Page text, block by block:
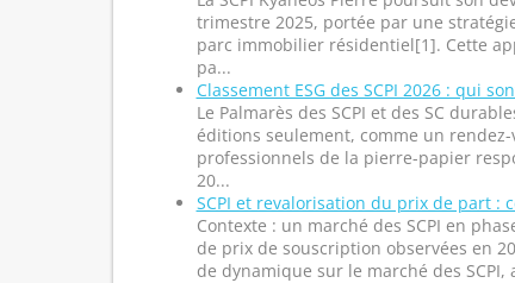
trimestre 2025, portée par une
parc immobilier résidentiel[1]. Cette
pa...
Classement ESG des SCPI 2026 : qui
Le Palmarès des SCPI et des SC
éditions seulement, comme un
professionnels de la pierre-papier
20...
SCPI et revalorisation du prix de part :
Contexte : un marché des SCPI en
de prix de souscription observées en
de dynamique sur le marché des